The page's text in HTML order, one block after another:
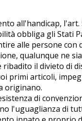
all'handicap,
obbliga gli Stati
alle persone
qualunque ne
il divieto di
primi articoli,
originano.
di
l'uguaglianza di